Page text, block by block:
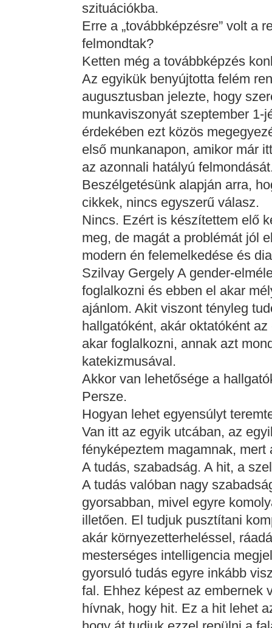
szituációkba.
Erre a „továbbképzésre” volt a
felmondtak?
Ketten még a továbbképzés
Az egyikük benyújtotta felém
augusztusban jelezte, hogy
munkaviszonyát szeptember 1-
érdekében ezt közös
első munkanapon, amikor már
az azonnali hatályú
Beszélgetésünk alapján arra,
cikkek, nincs egyszerű válasz.
Nincs. Ezért is készítettem elő
meg, de magát a problémát jól
modern én felemelkedése és
Szilvay Gergely A gender-
foglalkozni és ebben el akar
ajánlom. Akit viszont tényleg
hallgatóként, akár oktatóként
akar foglalkozni, annak azt
katekizmusával.
Akkor van lehetősége a
Persze.
Hogyan lehet egyensúlyt
Van itt az egyik utcában, az
fényképeztem magamnak, mert
A tudás, szabadság. A hit, a
A tudás valóban nagy
gyorsabban, mivel egyre
illetően. El tudjuk pusztítani
akár környezetterheléssel,
mesterséges intelligencia
gyorsuló tudás egyre inkább
fal. Ehhez képest az embernek
hívnak, hogy hit. Ez a hit lehet